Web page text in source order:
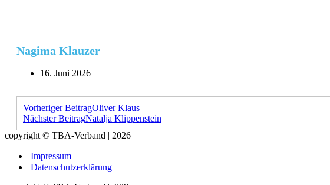
Nagima Klauzer
16. Juni 2026
Vorheriger BeitragOliver Klaus
Nächster BeitragNatalja Klippenstein
copyright © TBA-Verband | 2026
Impressum
Datenschutzerklärung